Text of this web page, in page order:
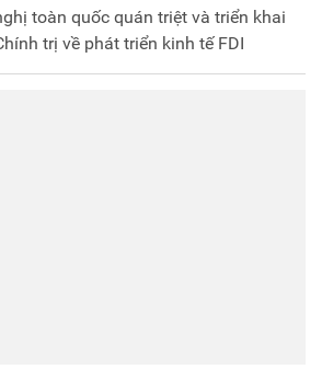
toàn quốc quán triệt và triển khai
trị về phát triển kinh tế FDI